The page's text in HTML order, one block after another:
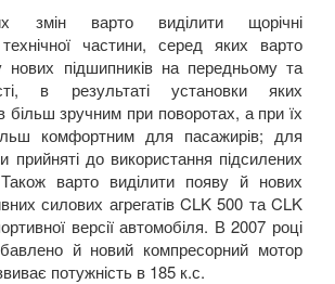
змін варто виділити щорічні
частини, серед яких варто
нових підшипників на передньому та
в результаті установки яких
більш зручним при поворотах, а при їх
комфортним для пасажирів; для
прийняті до використання підсилених
Також варто виділити появу й нових
силових агрегатів CLK 500 таCLK
версії автомобіля. В 2007 році
й новий компресорний мотор
потужність в 185 к.с.